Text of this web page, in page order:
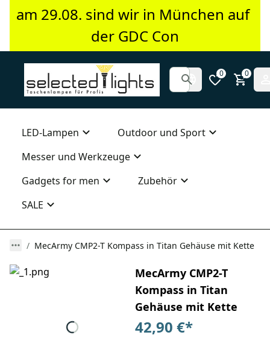
am 29.08. sind wir in München auf
der GDC Con
0 0
LED-Lampen
Outdoor und Sport
Messer und Werkzeuge
Gadgets for men
Zubehör
SALE
MecArmy CMP2-T Kompass in Titan Gehäuse mit Kette
MecArmy CMP2-T
Kompass in Titan
Gehäuse mit Kette
42,90 €*